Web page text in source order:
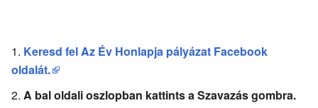
Keresd fel Az Év Honlapja pályázat Facebook
oldalát.
A bal oldali oszlopban kattints a Szavazás gombra.